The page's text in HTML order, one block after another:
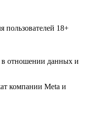
пользователей 18+
в отношении данных и
компании Metа и